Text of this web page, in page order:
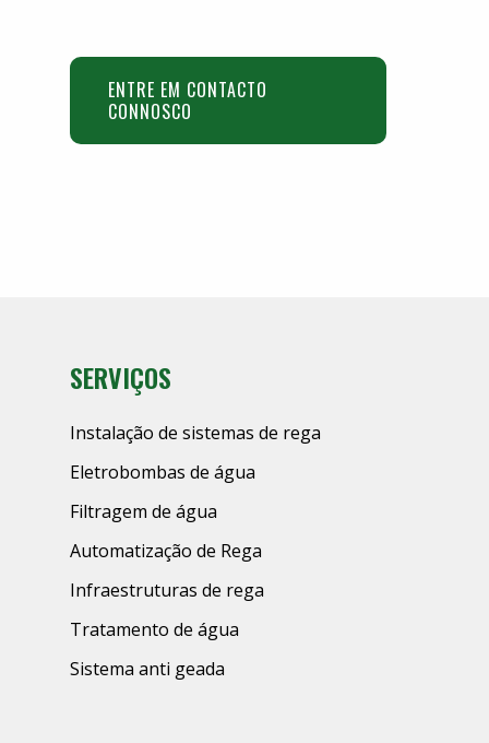
ENTRE EM CONTACTO
CONNOSCO
SERVIÇOS
Instalação de sistemas de rega
Eletrobombas de água
Filtragem de água
Automatização de Rega
Infraestruturas de rega
Tratamento de água
Sistema anti geada